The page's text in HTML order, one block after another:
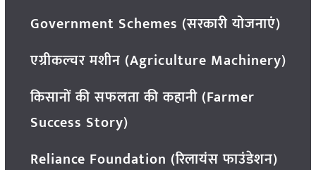
Government Schemes (सरकारी योजनाएं)
एग्रीकल्चर मशीन (Agriculture Machinery)
किसानों की सफलता की कहानी (Farmer
Success Story)
Reliance Foundation (रिलायंस फाउंडेशन)